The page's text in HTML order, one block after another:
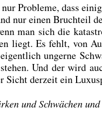
Pro­ble­me, dass
nur einen Bruch­teil
man sich die
liegt. Es fehlt, von
unger­ne
Und der wird
Sicht der­zeit ein
und Schwä­chen